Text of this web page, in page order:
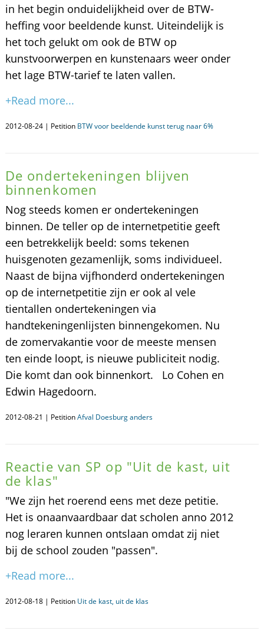
in het begin onduidelijkheid over de BTW-
heffing voor beeldende kunst. Uiteindelijk is
het toch gelukt om ook de BTW op
kunstvoorwerpen en kunstenaars weer onder
het lage BTW-tarief te laten vallen.
+Read more...
2012-08-24 | Petition BTW voor beeldende kunst terug naar 6%
De ondertekeningen blijven
binnenkomen
Nog steeds komen er ondertekeningen
binnen. De teller op de internetpetitie geeft
een betrekkelijk beeld: soms tekenen
huisgenoten gezamenlijk, soms individueel.
Naast de bijna vijfhonderd ondertekeningen
op de internetpetitie zijn er ook al vele
tientallen ondertekeningen via
handtekeningenlijsten binnengekomen. Nu
de zomervakantie voor de meeste mensen
ten einde loopt, is nieuwe publiciteit nodig.
Die komt dan ook binnenkort. Lo Cohen en
Edwin Hagedoorn.
2012-08-21 | PetitionAfval Doesburg anders
Reactie van SP op "Uit de kast, uit
de klas"
"We zijn het roerend eens met deze petitie.
Het is onaanvaardbaar dat scholen anno 2012
nog leraren kunnen ontslaan omdat zij niet
bij de school zouden "passen".
+Read more...
2012-08-18 | Petition Uit de kast, uit de klas